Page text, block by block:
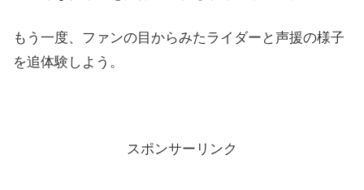
もう一度、ファンの目からみたライダーと声援の様子
を追体験しよう。
スポンサーリンク